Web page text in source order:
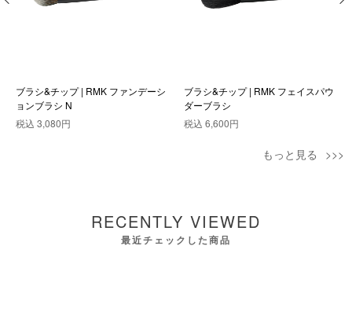
ブラシ&チップ | RMK ファンデーシ
ョンブラシ N
税込 3,080円
ブラシ&チップ | RMK フェイスパウ
ダーブラシ
税込 6,600円
もっと見る
RECENTLY VIEWED
最近チェックした商品